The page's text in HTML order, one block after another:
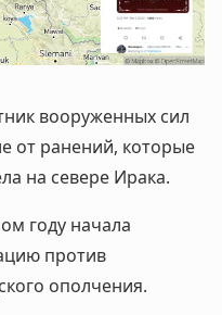
вооруженных сил
от ранений, которые
на севере Ирака.
году начала
против
ополчения.